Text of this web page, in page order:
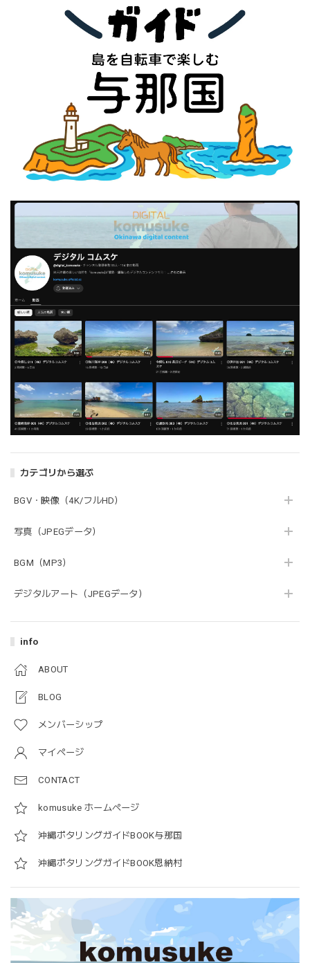
カテゴリから選ぶ
BGV・映像（4K/フルHD）
写真（JPEGデータ）
BGM（MP3）
デジタルアート（JPEGデータ）
info
ABOUT
BLOG
メンバーシップ
マイページ
CONTACT
komusuke ホームページ
沖縄ポタリングガイドBOOK与那国
沖縄ポタリングガイドBOOK恩納村